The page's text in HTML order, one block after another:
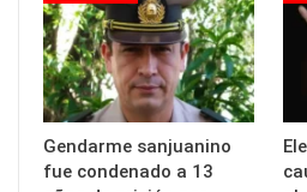
Gendarme sanjuanino
fue condenado a 13